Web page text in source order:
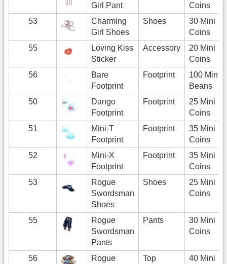
Girl Pant
Coins
53
Charming
Girl Shoes
Shoes
30 Mini
Coins
55
Loving Kiss
Sticker
Accessory
20 Mini
Coins
56
Bare
Footprint
Footprint
100 Mini
Beans
50
Dango
Footprint
Footprint
25 Mini
Coins
51
Mini-T
Footprint
Footprint
35 Mini
Coins
52
Mini-X
Footprint
Footprint
35 Mini
Coins
53
Rogue
Swordsman
Shoes
Shoes
25 Mini
Coins
55
Rogue
Swordsman
Pants
Pants
30 Mini
Coins
56
Rogue
Top
40 Mini